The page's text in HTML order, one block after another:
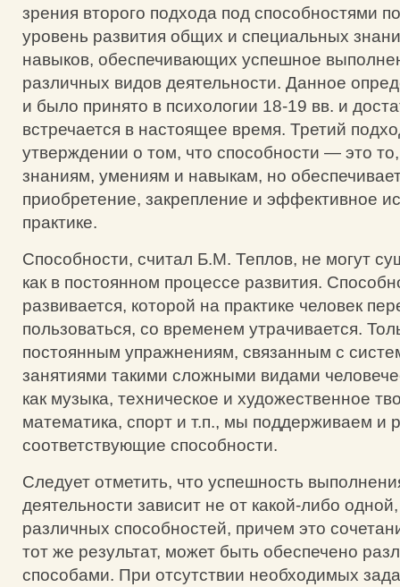
зрения второго подхода под способностями
уровень развития общих и специальных
навыков, обеспечивающих успешное
различных видов деятельности. Данное
и было принято в психологии 18-19 вв. и
встречается в настоящее время. Третий
утверждении о том, что способности — это
знаниям, умениям и навыкам, но
приобретение, закрепление и эффективное
практике.
Способности, считал Б.М. Теплов, не могут
как в постоянном процессе развития.
развивается, которой на практике человек
пользоваться, со временем утрачивается.
постоянным упражнениям, связанным с
занятиями такими сложными видами
как музыка, техническое и художественное
математика, спорт и т.п., мы поддерживаем и
соответствующие способности.
Следует отметить, что успешность
деятельности зависит не от какой-либо
различных способностей, причем это
тот же результат, может быть обеспечено
способами. При отсутствии необходимых